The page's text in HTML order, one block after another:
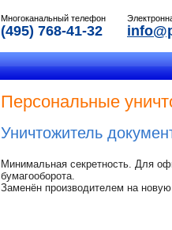
Многоканальный телефон
(495) 768-41-32
Персональные
Уничтожитель
Минимальная секретность. Для
бумагооборота.
Заменён производителем на